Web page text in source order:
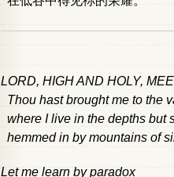
LORD, HIGH AND HOLY,
Thou hast brought me to the
where I live in the depths but
hemmed in by mountains of
Let me learn by paradox